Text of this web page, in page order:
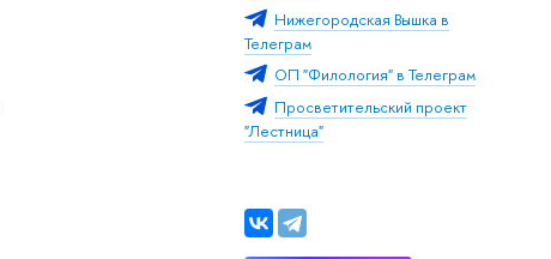
Нижегородская Вышка в
Телеграм
ОП "Филология" в Телеграм
Просветительский проект
"Лестница"